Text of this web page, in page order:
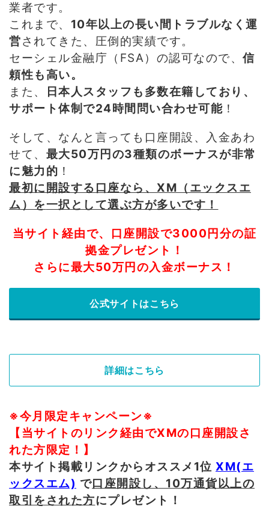
業者です。
これまで、 10年以上の長い間トラブルなく運
営されてきた、圧倒的実績です。
セーシェル金融庁（FSA）の認可なので、 信
頼性も高い。
また、
日本人スタッフも多数在籍しており、
サポート体制で24時間問い合わせ可能 ！
そして、なんと言っても口座開設、入金あわ
せて、 最大50万円の3種類のボーナスが非常
に魅力的 ！
最初に開設する口座なら、XM（エックスエ
ム）を一択として選ぶ方が多いです！
当サイト経由で、口座開設で3000円分の証
拠金プレゼント！
さらに最大50万円の入金ボーナス！
公式サイトはこちら
詳細はこちら
※今月限定キャンペーン※
【当サイトのリンク経由でXMの口座開設さ
れた方限定！】
本サイト掲載リンクからオススメ1位 XM(エ
ックスエム) で口座開設し、10万通貨以上の
取引をされた方にプレゼント！